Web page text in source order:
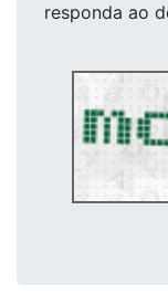
responda ao